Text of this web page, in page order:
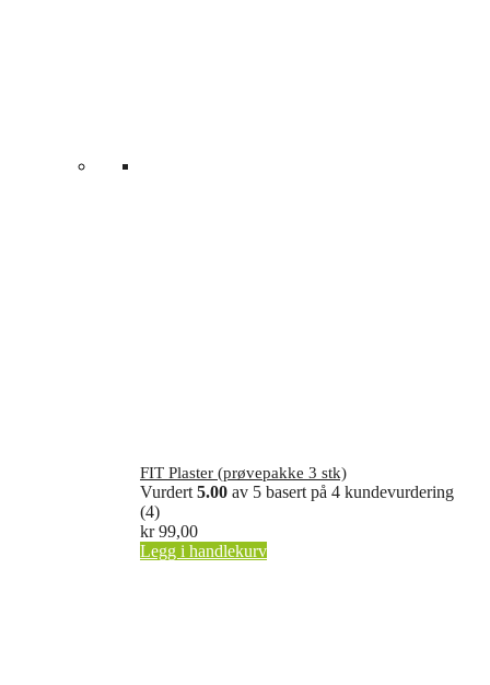
FIT Plaster (prøvepakke 3 stk)
Vurdert 5.00 av 5 basert på 4 kundevurdering
(4)
kr99,00
Legg i handlekurv